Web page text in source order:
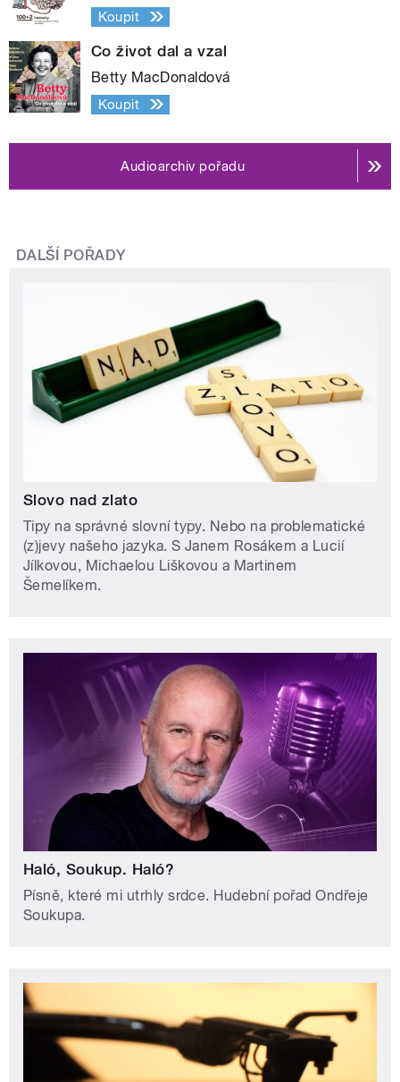
Koupit
Co život dal a vzal
Betty MacDonaldová
Koupit
Audioarchiv pořadu
DALŠÍ POŘADY
Slovo nad zlato
Tipy na správné slovní typy. Nebo na problematické
(z)jevy našeho jazyka. S Janem Rosákem a Lucií
Jílkovou, Michaelou Liškovou a Martinem
Šemelíkem.
Haló, Soukup. Haló?
Písně, které mi utrhly srdce. Hudební pořad Ondřeje
Soukupa.